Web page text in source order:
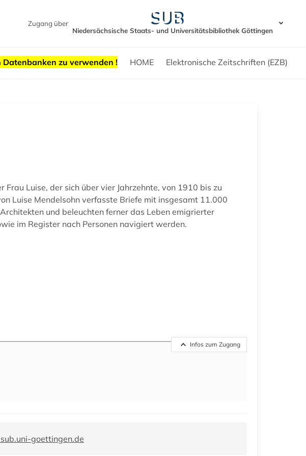
Zugang über
Niedersächsische Staats- und Universitätsbibliothek Göttingen
zu verwenden ! HOME Elektronische Zeitschriften (EZB)
Luise, der sich über vier Jahrzehnte, von 1910 bis zu
Luise Mendelsohn verfasste Briefe mit insgesamt 11.000
und beleuchten ferner das Leben emigrierter
im Register nach Personen navigiert werden.
Infos zum Zugang
goettingen.de